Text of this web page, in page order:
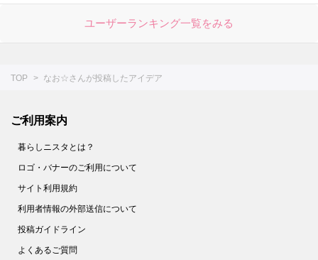
ユーザーランキング一覧をみる
TOP なお☆さんが投稿したアイデア
ご利用案内
暮らしニスタとは？
ロゴ・バナーのご利用について
サイト利用規約
利用者情報の外部送信について
投稿ガイドライン
よくあるご質問